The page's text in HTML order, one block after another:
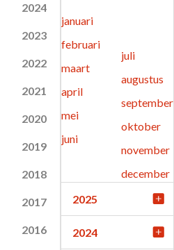
2024
2023
2022
2021
2020
2019
2018
2017
2016
januari
februari
maart
april
mei
juni
juli
augustus
september
oktober
november
december
2025
2024